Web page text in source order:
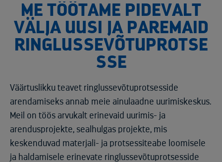
ME TÖÖTAME PIDEVALT
VÄLJA UUSI JA PAREMAID
RINGLUSSEVÕTUPROTSE
SSE
Väärtuslikku teavet ringlussevõtuprotsesside
arendamiseks annab meie ainulaadne uurimiskeskus.
Meil on töös arvukalt erinevaid uurimis- ja
arendusprojekte, sealhulgas projekte, mis
keskenduvad materjali- ja protsessiteabe loomisele
ja haldamisele erinevate ringlussevõtuprotsesside